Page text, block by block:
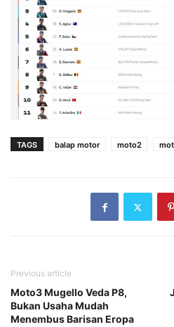
TAGS balap motor moto2
Previous article
Moto3 Mugello Veda P8,
Bukan Usaha Mudah
Menembus Barisan Eropa